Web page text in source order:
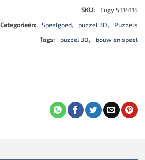
SKU:
Eugy 5314115
Categorieën:
Speelgoed, puzzel 3D,
Puzzels
Tags:
puzzel 3D, bouw en speel